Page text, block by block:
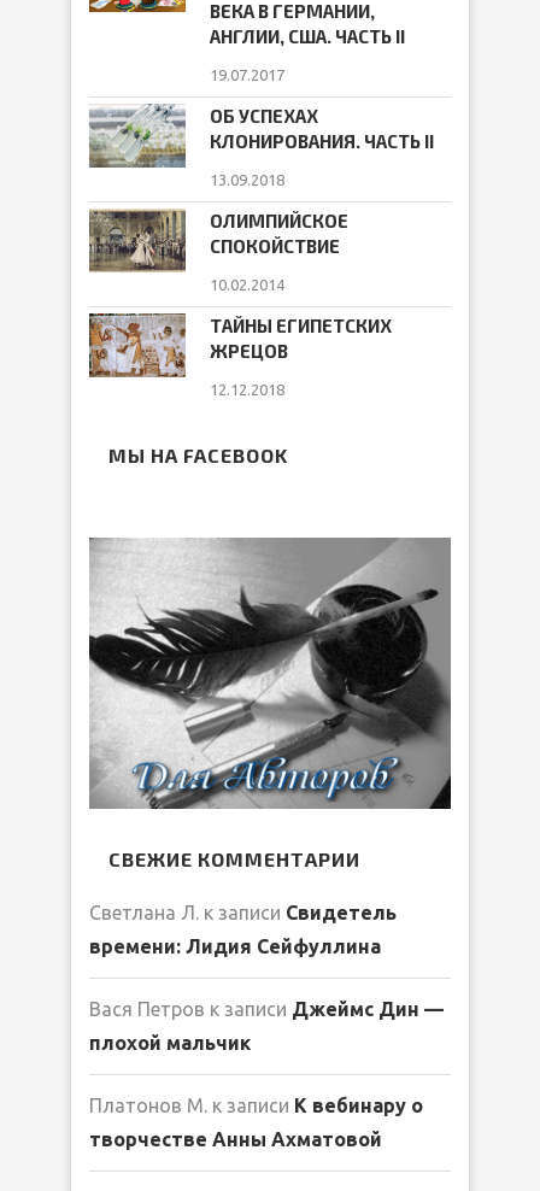
ВЕКА В ГЕРМАНИИ,
АНГЛИИ, США. ЧАСТЬ II
19.07.2017
ОБ УСПЕХАХ
КЛОНИРОВАНИЯ. ЧАСТЬ II
13.09.2018
ОЛИМПИЙСКОЕ
СПОКОЙСТВИЕ
10.02.2014
ТАЙНЫ ЕГИПЕТСКИХ
ЖРЕЦОВ
12.12.2018
МЫ НА FACEBOOK
СВЕЖИЕ КОММЕНТАРИИ
Светлана Л. к записи Свидетель
времени: Лидия Сейфуллина
Вася Петров к записи Джеймс Дин —
плохой мальчик
Платонов М. к записи К вебинару о
творчестве Анны Ахматовой